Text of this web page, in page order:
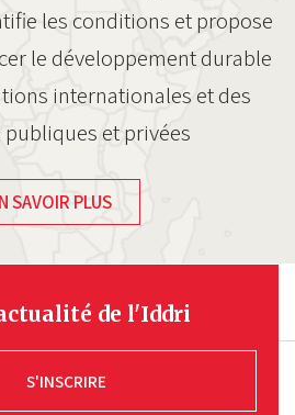
les conditions et propose
le développement durable
internationales et des
et privées
SAVOIR PLUS
de l'Iddri
S'INSCRIRE